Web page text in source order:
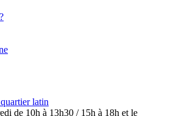
latin
de 10h à 13h30 / 15h à 18h et le